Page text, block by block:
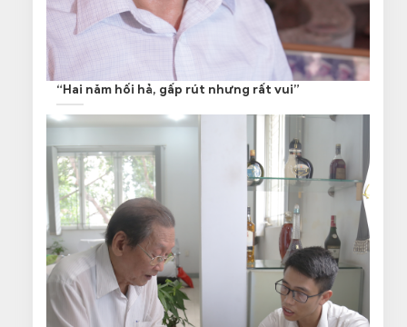
“Hai năm hối hả, gấp rút nhưng rất vui”